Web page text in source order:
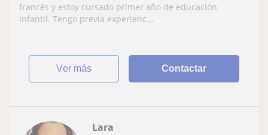
francés y estoy cursado primer año de educación
infantil. Tengo previa experienc...
ver más Contactar
Lara